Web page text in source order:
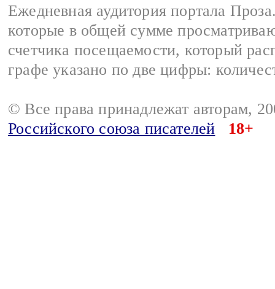
Ежедневная аудитория портала
которые в общей сумме
счетчика посещаемости, который
графе указано по две цифры:
© Все права принадлежат авторам,
Российского союза писателей
18+